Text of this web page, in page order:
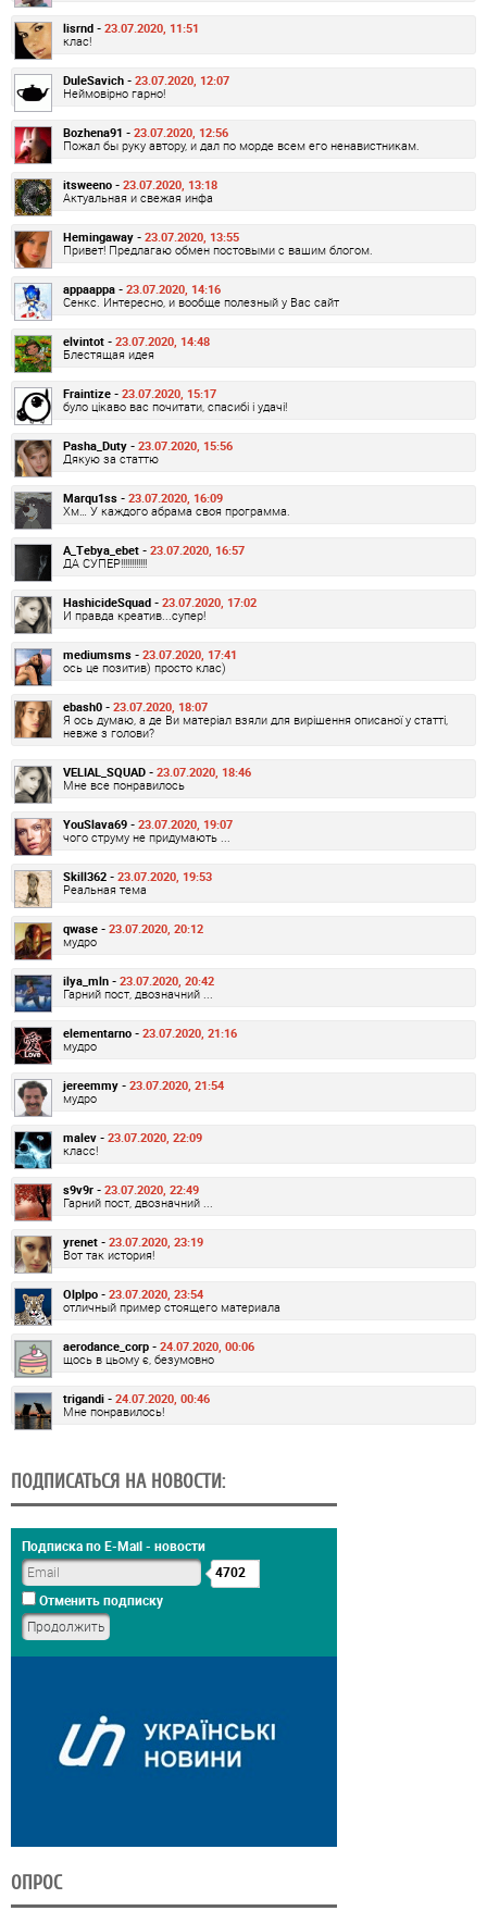
lisrnd - 23.07.2020, 11:51
клас!
DuleSavich - 23.07.2020, 12:07
Неймовірно гарно!
Bozhena91 - 23.07.2020, 12:56
Пожал бы руку автору, и дал по морде всем его ненавистникам.
itsweeno - 23.07.2020, 13:18
Актуальная и свежая инфа
Hemingaway - 23.07.2020, 13:55
Привет! Предлагаю обмен постовыми с вашим блогом.
appaappa - 23.07.2020, 14:16
Сенкс. Интересно, и вообще полезный у Вас сайт
elvintot - 23.07.2020, 14:48
Блестящая идея
Fraintize - 23.07.2020, 15:17
було цікаво вас почитати, спасибі і удачі!
Pasha_Duty - 23.07.2020, 15:56
Дякую за статтю
Marqu1ss - 23.07.2020, 16:09
Хм… У каждого абрама своя программа.
A_Tebya_ebet - 23.07.2020, 16:57
ДА СУПЕР!!!!!!!!!!!!
HashicideSquad - 23.07.2020, 17:02
И правда креатив...супер!
mediumsms - 23.07.2020, 17:41
ось це позитив) просто клас)
ebash0 - 23.07.2020, 18:07
Я ось думаю, а де Ви матеріал взяли для вирішення описаної у статті,
невже з голови?
VELIAL_SQUAD - 23.07.2020, 18:46
Мне все понравилось
YouSlava69 - 23.07.2020, 19:07
чого струму не придумають ...
Skill362 - 23.07.2020, 19:53
Реальная тема
qwase - 23.07.2020, 20:12
мудро
ilya_mln - 23.07.2020, 20:42
Гарний пост, двозначний ...
elementarno - 23.07.2020, 21:16
мудро
jereemmy - 23.07.2020, 21:54
мудро
malev - 23.07.2020, 22:09
класс!
s9v9r - 23.07.2020, 22:49
Гарний пост, двозначний ...
yrenet - 23.07.2020, 23:19
Вот так история!
Olplpo - 23.07.2020, 23:54
отличный пример стоящего материала
aerodance_corp - 24.07.2020, 00:06
щось в цьому є, безумовно
trigandi - 24.07.2020, 00:46
Мне понравилось!
ПОДПИСАТЬСЯ НА НОВОСТИ:
Подписка по E-Mail - новости
4702
Отменить подписку
ОПРОС